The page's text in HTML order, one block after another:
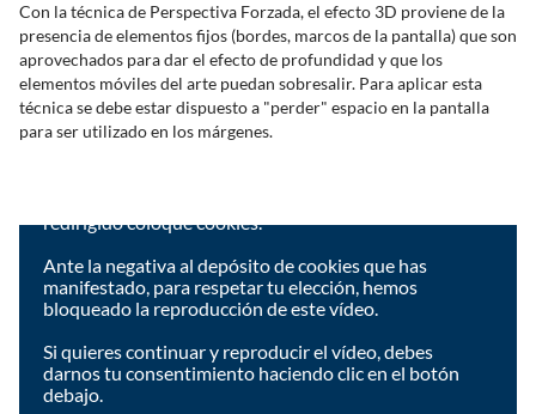
Con la técnica de Perspectiva Forzada, el efecto 3D proviene de la
presencia de elementos fijos (bordes, marcos de la pantalla) que son
aprovechados para dar el efecto de profundidad y que los
elementos móviles del arte puedan sobresalir. Para aplicar esta
técnica se debe estar dispuesto a "perder" espacio en la pantalla
para ser utilizado en los márgenes.
redirigido coloque cookies.
Ante la negativa al depósito de cookies que has
manifestado, para respetar tu elección, hemos
bloqueado la reproducción de este vídeo.
Si quieres continuar y reproducir el vídeo, debes
darnos tu consentimiento haciendo clic en el botón
debajo.